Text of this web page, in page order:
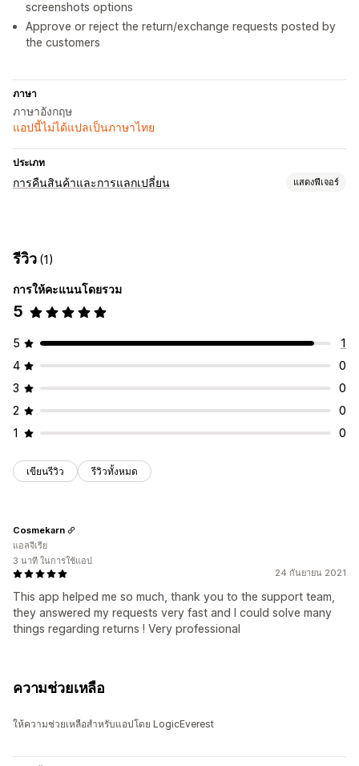
screenshots options
Approve or reject the return/exchange requests posted by
the customers
ภาษา
ภาษาอังกฤษ
แอปนี้ไม่ได้แปลเป็นภาษาไทย
ประเภท
การคืนสินค้าและการแลกเปลี่ยน แสดงฟีเจอร์
การอนุมัติอัตโนมัติ เหตุผลในการคืนสินค้า
รีวิว (1)
การให้คะแนนโดยรวม
5
5
1
4
0
3
0
2
0
1
0
เขียนรีวิว รีวิวทั้งหมด
24 กันยายน 2021
This app helped me so much, thank you to the support team,
they answered my requests very fast and I could solve many
things regarding returns ! Very professional
Cosmekarn
แอลจีเรีย
3 นาที ในการใช้แอป
ความช่วยเหลือ
ให้ความช่วยเหลือสำหรับแอปโดย LogicEverest